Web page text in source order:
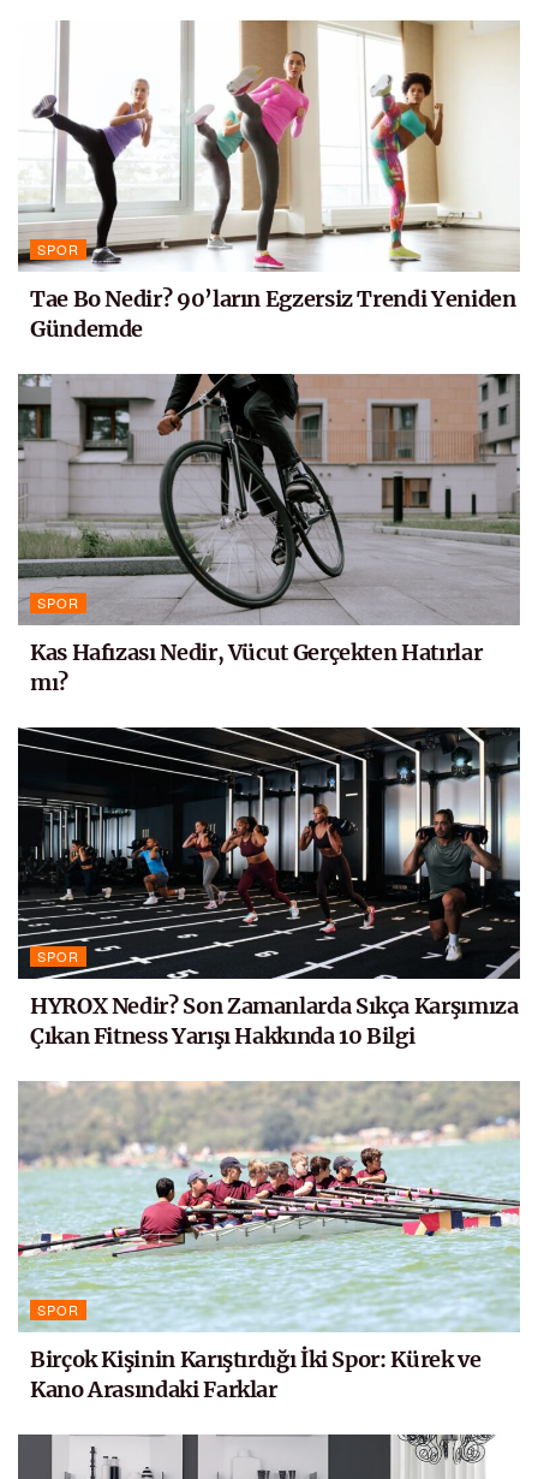
SPOR
Tae Bo Nedir? 90’ların Egzersiz Trendi Yeniden
Gündemde
SPOR
Kas Hafızası Nedir, Vücut Gerçekten Hatırlar
mı?
SPOR
HYROX Nedir? Son Zamanlarda Sıkça Karşımıza
Çıkan Fitness Yarışı Hakkında 10 Bilgi
SPOR
Birçok Kişinin Karıştırdığı İki Spor: Kürek ve
Kano Arasındaki Farklar